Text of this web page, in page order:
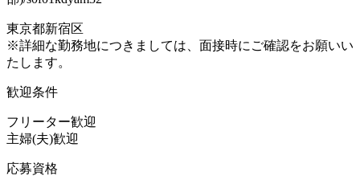
東京都新宿区
※詳細な勤務地につきましては、面接時にご確認をお願いい
たします。
歓迎条件
フリーター歓迎
主婦(夫)歓迎
応募資格